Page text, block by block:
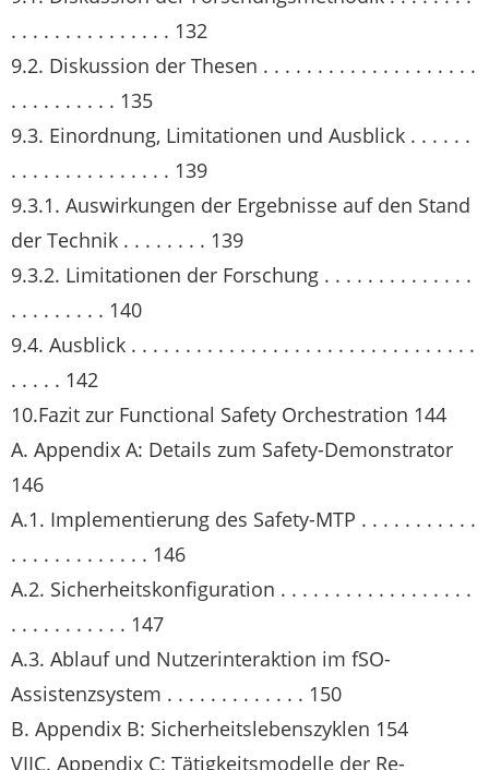
. . . . . . . . . . . . . . . 132
9.2. Diskussion der Thesen . . . . . . . . . . . . . . . . . . . .
. . . . . . . . . . 135
9.3. Einordnung, Limitationen und Ausblick . . . . . .
. . . . . . . . . . . . . . . 139
9.3.1. Auswirkungen der Ergebnisse auf den Stand
der Technik . . . . . . . . 139
9.3.2. Limitationen der Forschung . . . . . . . . . . . . . .
. . . . . . . . . 140
9.4. Ausblick . . . . . . . . . . . . . . . . . . . . . . . . . . . . . . . .
. . . . . 142
10.Fazit zur Functional Safety Orchestration 144
A. Appendix A: Details zum Safety-Demonstrator
146
A.1. Implementierung des Safety-MTP . . . . . . . . . . .
. . . . . . . . . . . . . 146
A.2. Sicherheitskonfiguration . . . . . . . . . . . . . . . . . .
. . . . . . . . . . . 147
A.3. Ablauf und Nutzerinteraktion im fSO-
Assistenzsystem . . . . . . . . . . . . . 150
B. Appendix B: Sicherheitslebenszyklen 154
VIIC. Appendix C: Tätigkeitsmodelle der Re-